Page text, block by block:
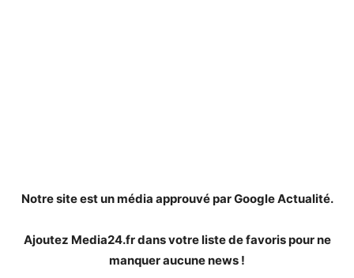
Notre site est un média approuvé par Google Actualité.
Ajoutez Media24.fr dans votre liste de favoris pour ne
manquer aucune news !